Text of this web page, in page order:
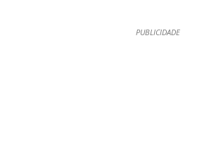
PUBLICIDADE